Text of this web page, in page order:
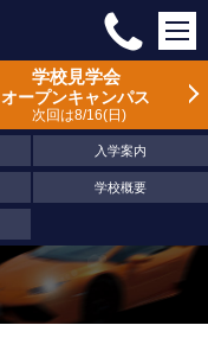
学校見学会
オープンキャンパス
次回は8/16 日
入学案内
学校概要